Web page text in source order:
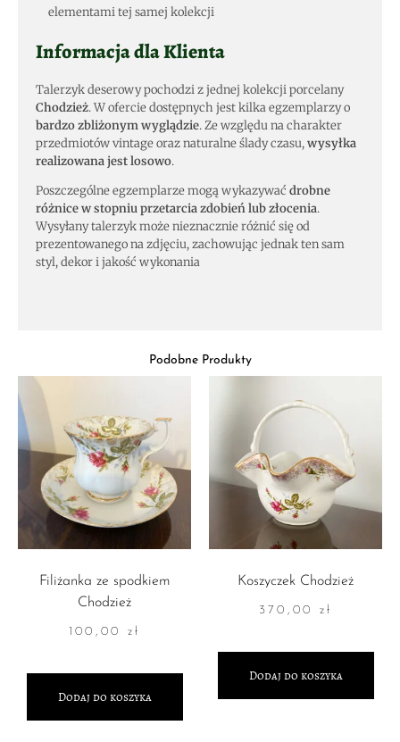
elementami tej samej kolekcji
Informacja dla Klienta
Talerzyk deserowy pochodzi z jednej kolekcji porcelany
Chodzież. W ofercie dostępnych jest kilka egzemplarzy o
bardzo zbliżonym wyglądzie. Ze względu na charakter
przedmiotów vintage oraz naturalne ślady czasu,wysyłka
realizowana jest losowo.
Poszczególne egzemplarze mogą wykazywać drobne
różnice w stopniu przetarcia zdobień lub złocenia.
Wysyłany talerzyk może nieznacznie różnić się od
prezentowanego na zdjęciu, zachowując jednak ten sam
styl, dekor i jakość wykonania
Podobne Produkty
Filiżanka ze spodkiem
Chodzież
100,00 zł
Dodaj do koszyka
Koszyczek Chodzież
370,00 zł
Dodaj do koszyka